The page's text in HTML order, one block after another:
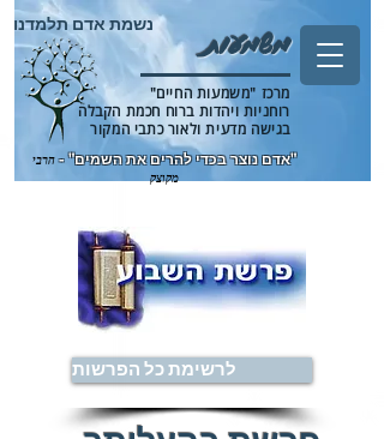
משמעות
מרכז "משמעות החיים"
רוחניות ויהדות ברוח חכמת הקבלה
בגישה מדעית ולאור כתבי המקור
"אדם נוצר בכדי להרים את השמים" -הרבי
מקוצק
נשמת אדם תלמדנו
לרשימת כל הפרשות